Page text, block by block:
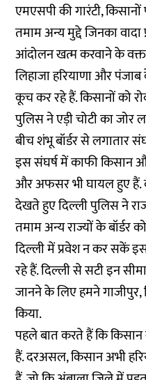
एमएसपी की गारंटी,
तमाम अन्य मुद्दे जिनका वादा
आंदोलन खत्म करवाने के वक्त
लिहाजा हरियाणा और
कूच कर रहे हैं. किसानों को
पुलिस ने एड़ी चोटी का जोर
बीच शंभू बॉर्डर से लगातार
इस संघर्ष में काफी किसान
और अफसर भी घायल हुए हैं.
देखते हुए दिल्ली पुलिस ने
तमाम अन्य राज्यों के बॉर्डर
दिल्ली में प्रवेश न कर सकें
रहे हैं. दिल्ली से सटी इन
जानने के लिए हमने गाजीपुर,
किया.
पहले बात करते हैं कि
हैं. दरअसल, किसान अभी